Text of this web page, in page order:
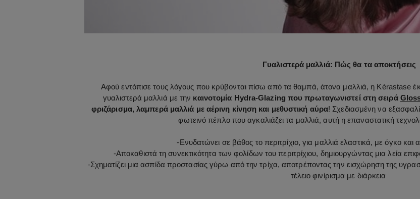
Γυαλιστερά μαλλιά: Πώς θα τα αποκτήσεις
Αφού εντόπισε τους λόγους που κρύβονται πίσω από τα θαμπά, άτονα μαλλιά, η Kérastase
γυαλιστερά μαλλιά με την καινοτομία Hydra-Glazing που πρωταγωνιστεί στη σειρά
φριζάρισμα, λαμπερά μαλλιά με αέρινη κίνηση και μεθυστική αύρα! Σχεδιασμένη να
φωτεινό πέπλο που αγκαλιάζει τα μαλλιά, αυτή η επαναστατική
-Ενυδατώνει σε βάθος το περιτρίχιο, για μαλλιά ελαστικά, με όγκο και
-Αποκαθιστά τη συνεκτικότητα των φολίδων του περιτρίχιου, δημιουργώντας μια λεία
-Σχηματίζει μια ασπίδα προστασίας γύρω από την τρίχα, αποτρέποντας την εισχώρηση της
τέλειο φινίρισμα με διάρκεια